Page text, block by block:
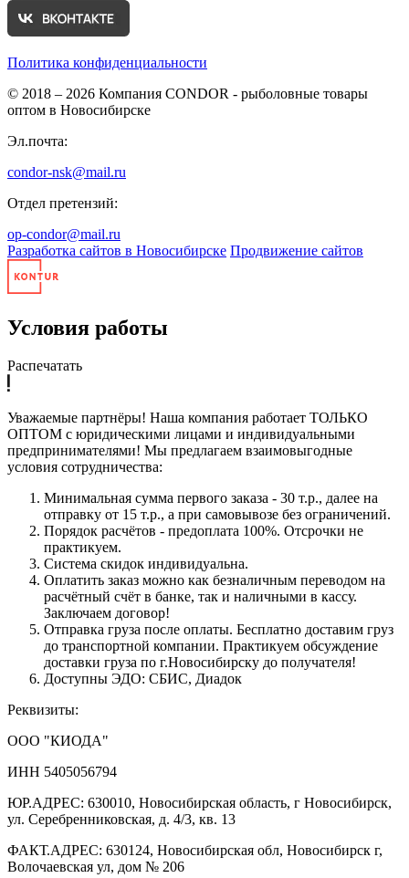
Политика конфиденциальности
© 2018 – 2026 Компания CONDOR - рыболовные товары
оптом в Новосибирске
Эл.почта:
condor-nsk@mail.ru
Отдел претензий:
op-condor@mail.ru
Разработка сайтов в Новосибирске Продвижение сайтов
Условия работы
Распечатать
Уважаемые партнёры! Наша компания работает ТОЛЬКО
ОПТОМ с юридическими лицами и индивидуальными
предпринимателями! Мы предлагаем взаимовыгодные
условия сотрудничества:
Минимальная сумма первого заказа - 30 т.р., далее на
отправку от 15 т.р., а при самовывозе без ограничений.
Порядок расчётов - предоплата 100%. Отсрочки не
практикуем.
Система скидок индивидуальна.
Оплатить заказ можно как безналичным переводом на
расчётный счёт в банке, так и наличными в кассу.
Заключаем договор!
Отправка груза после оплаты. Бесплатно доставим груз
до транспортной компании. Практикуем обсуждение
доставки груза по г.Новосибирску до получателя!
Доступны ЭДО: СБИС, Диадок
Реквизиты:
ООО "КИОДА"
ИНН 5405056794
ЮР.АДРЕС: 630010, Новосибирская область, г Новосибирск,
ул. Серебренниковская, д. 4/3, кв. 13
ФАКТ.АДРЕС: 630124, Новосибирская обл, Новосибирск г,
Волочаевская ул, дом № 206